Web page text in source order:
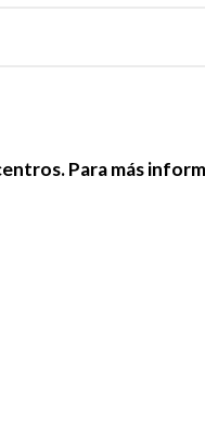
Para más